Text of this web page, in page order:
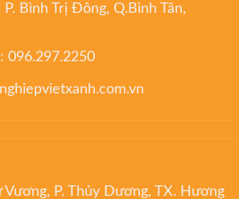
Bình Trị Đông, Q.Bình Tân,
096.297.2250
Vương, P. Thủy Dương, TX. Hương